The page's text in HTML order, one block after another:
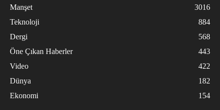
Manşet
3016
Teknoloji
884
Dergi
568
Öne Çıkan Haberler
443
Video
422
Dünya
182
Ekonomi
154